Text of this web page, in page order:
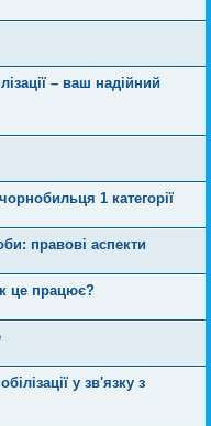
– ваш надійний
1 категорії
правові аспекти
це працює?
у зв'язку з